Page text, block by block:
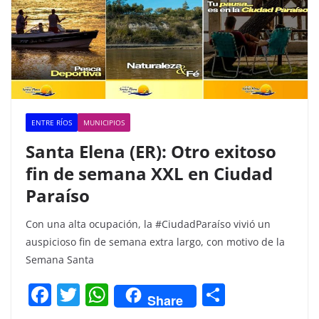
ENTRE RÍOS MUNICIPIOS
Santa Elena (ER): Otro exitoso
fin de semana XXL en Ciudad
Paraíso
Con una alta ocupación, la #CiudadParaíso vivió un
auspicioso fin de semana extra largo, con motivo de la
Semana Santa
F T W Share